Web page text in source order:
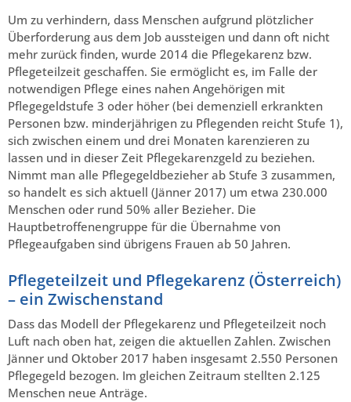
Um zu verhindern, dass Menschen aufgrund plötzlicher
Überforderung aus dem Job aussteigen und dann oft nicht
mehr zurück finden, wurde 2014 die Pflegekarenz bzw.
Pflegeteilzeit geschaffen. Sie ermöglicht es, im Falle der
notwendigen Pflege eines nahen Angehörigen mit
Pflegegeldstufe 3 oder höher (bei demenziell erkrankten
Personen bzw. minderjährigen zu Pflegenden reicht Stufe 1),
sich zwischen einem und drei Monaten karenzieren zu
lassen und in dieser Zeit Pflegekarenzgeld zu beziehen.
Nimmt man alle Pflegegeldbezieher ab Stufe 3 zusammen,
so handelt es sich aktuell (Jänner 2017) um etwa 230.000
Menschen oder rund 50% aller Bezieher. Die
Hauptbetroffenengruppe für die Übernahme von
Pflegeaufgaben sind übrigens Frauen ab 50 Jahren.
Pflegeteilzeit und Pflegekarenz (Österreich)
– ein Zwischenstand
Dass das Modell der Pflegekarenz und Pflegeteilzeit noch
Luft nach oben hat, zeigen die aktuellen Zahlen. Zwischen
Jänner und Oktober 2017 haben insgesamt 2.550 Personen
Pflegegeld bezogen. Im gleichen Zeitraum stellten 2.125
Menschen neue Anträge.